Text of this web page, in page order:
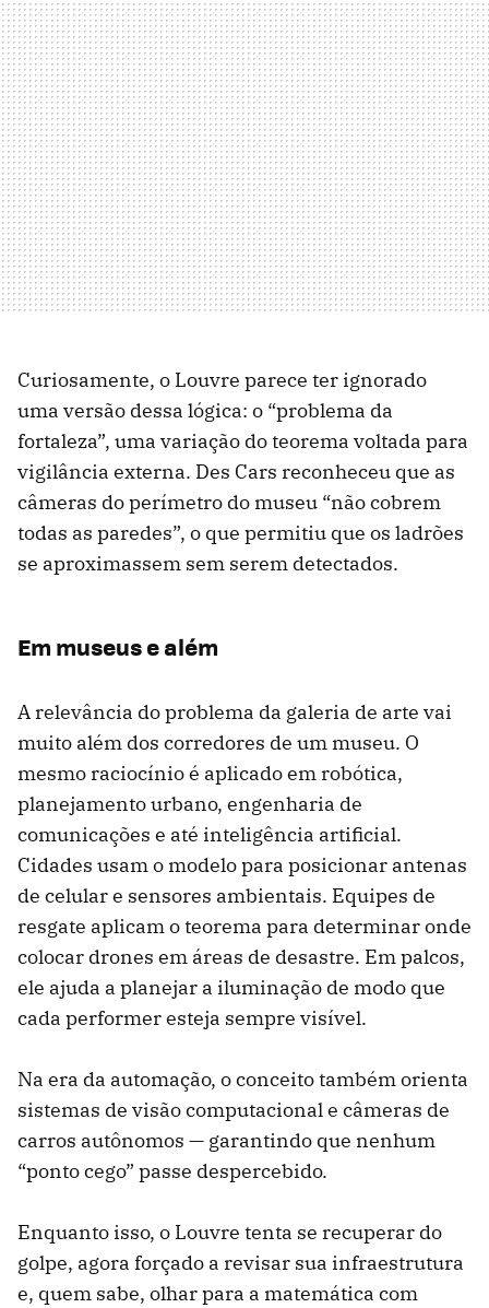
Curiosamente, o Louvre parece ter ignorado
uma versão dessa lógica: o “problema da
fortaleza”, uma variação do teorema voltada para
vigilância externa. Des Cars reconheceu que as
câmeras do perímetro do museu “não cobrem
todas as paredes”, o que permitiu que os ladrões
se aproximassem sem serem detectados.
Em museus e além
A relevância do problema da galeria de arte vai
muito além dos corredores de um museu. O
mesmo raciocínio é aplicado em robótica,
planejamento urbano, engenharia de
comunicações e até inteligência artificial.
Cidades usam o modelo para posicionar antenas
de celular e sensores ambientais. Equipes de
resgate aplicam o teorema para determinar onde
colocar drones em áreas de desastre. Em palcos,
ele ajuda a planejar a iluminação de modo que
cada performer esteja sempre visível.
Na era da automação, o conceito também orienta
sistemas de visão computacional e câmeras de
carros autônomos — garantindo que nenhum
“ponto cego” passe despercebido.
Enquanto isso, o Louvre tenta se recuperar do
golpe, agora forçado a revisar sua infraestrutura
e, quem sabe, olhar para a matemática com